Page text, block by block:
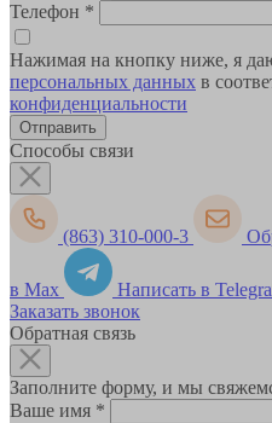
Телефон *
Нажимая на кнопку ниже, я
персональных данных в
конфиденциальности
Способы связи
(863) 310-000-3
в Max
Написать в
Заказать звонок
Обратная связь
Заполните форму, и мы
Ваше имя *